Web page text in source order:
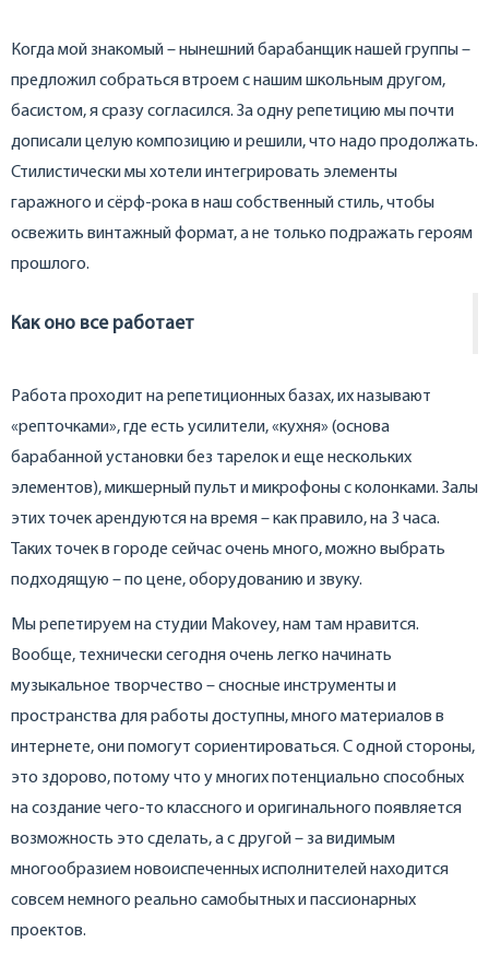
Когда мой знакомый – нынешний барабанщик нашей группы –
предложил собраться втроем с нашим школьным другом,
басистом, я сразу согласился. За одну репетицию мы почти
дописали целую композицию и решили, что надо продолжать.
Стилистически мы хотели интегрировать элементы
гаражного и сёрф-рока в наш собственный стиль, чтобы
освежить винтажный формат, а не только подражать героям
прошлого.
Как оно все работает
Работа проходит на репетиционных базах, их называют
«репточками», где есть усилители, «кухня» (основа
барабанной установки без тарелок и еще нескольких
элементов), микшерный пульт и микрофоны с колонками. Залы
этих точек арендуются на время – как правило, на 3 часа.
Таких точек в городе сейчас очень много, можно выбрать
подходящую – по цене, оборудованию и звуку.
Мы репетируем на студии Makovey, нам там нравится.
Вообще, технически сегодня очень легко начинать
музыкальное творчество – сносные инструменты и
пространства для работы доступны, много материалов в
интернете, они помогут сориентироваться. С одной стороны,
это здорово, потому что у многих потенциально способных
на создание чего-то классного и оригинального появляется
возможность это сделать, а с другой – за видимым
многообразием новоиспеченных исполнителей находится
совсем немного реально самобытных и пассионарных
проектов.